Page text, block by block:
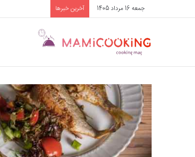
جمعه 16 مرداد 1405 آخرین خبرها